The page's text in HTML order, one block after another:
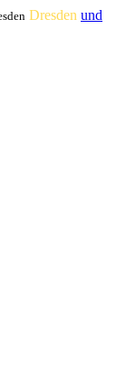
Dresden und